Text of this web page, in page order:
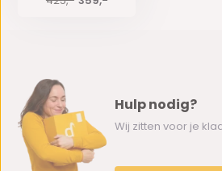
Hulp nodig?
Wij zitten voor je